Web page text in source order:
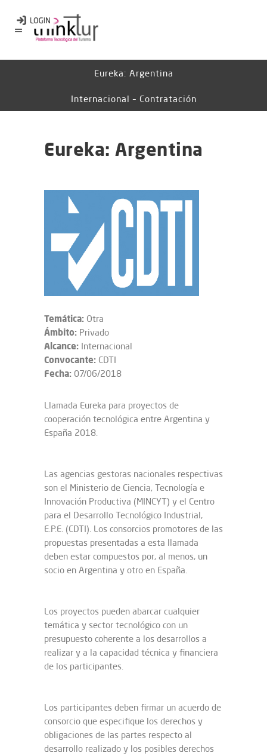
Eureka: Argentina
Internacional – Contratación
Eureka: Argentina
Temática: Otra
Ámbito: Privado
Alcance: Internacional
Convocante: CDTI
Fecha: 07/06/2018
Llamada Eureka para proyectos de
cooperación tecnológica entre Argentina y
España 2018.
Las agencias gestoras nacionales respectivas
son el Ministerio de Ciencia, Tecnología e
Innovación Productiva (MINCYT) y el Centro
para el Desarrollo Tecnológico Industrial,
E.P.E. (CDTI). Los consorcios promotores de las
propuestas presentadas a esta llamada
deben estar compuestos por, al menos, un
socio en Argentina y otro en España.
Los proyectos pueden abarcar cualquier
temática y sector tecnológico con un
presupuesto coherente a los desarrollos a
realizar y a la capacidad técnica y financiera
de los participantes.
Los participantes deben firmar un acuerdo de
consorcio que especifique los derechos y
obligaciones de las partes respecto al
desarrollo realizado y los posibles derechos